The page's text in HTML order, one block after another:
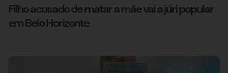
Filho acusado de matar a mãe vai a júri popular
em Belo Horizonte